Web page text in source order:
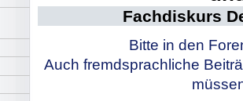
Fachdiskurs
Bitte in den
Auch fremdsprachliche